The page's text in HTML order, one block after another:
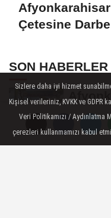
Çetesine
SON HABERLER
Sizlere daha iyi hizmet
Kişisel verileriniz, KVKK ve GDPR
Veri Politikamızı /
çerezleri kullanmamızı kabul